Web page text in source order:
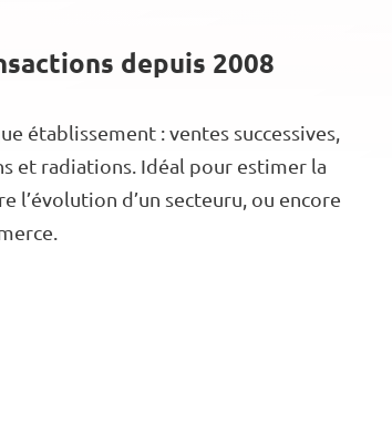
depuis 2008
établissement : ventes successives,
et radiations. Idéal pour estimer la
l’évolution d’un secteuru, ou encore